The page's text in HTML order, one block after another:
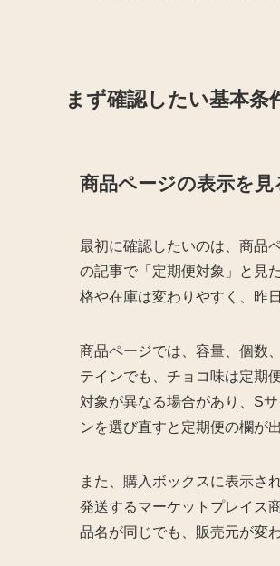
まず確認したい基本条
商品ページの表示を見
最初に確認したいのは、商品
の記事で「定期便対象」と見
格や在庫は変わりやすく、昨
商品ページでは、容量、個数
テインでも、チョコ味は定期
対象が異なる場合があり、S
ンを選び直すと定期便の欄が
また、購入ボックスに表示さ
発送するマーケットプレイス
品名が同じでも、販売元が変